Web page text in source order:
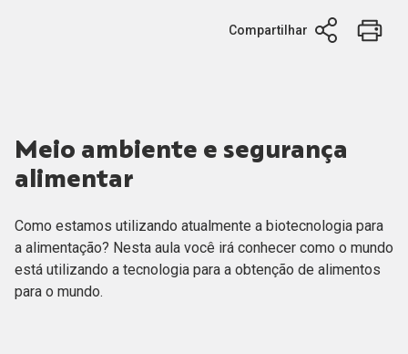
Compartilhar
Meio ambiente e segurança
alimentar
Como estamos utilizando atualmente a biotecnologia para
a alimentação? Nesta aula você irá conhecer como o mundo
está utilizando a tecnologia para a obtenção de alimentos
para o mundo.